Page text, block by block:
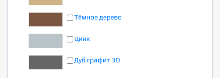
Тёмное дерево
Цинк
Дуб графит 3D